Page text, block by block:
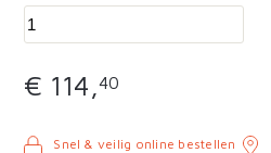
€ 114,40
Snel & veilig online bestellen